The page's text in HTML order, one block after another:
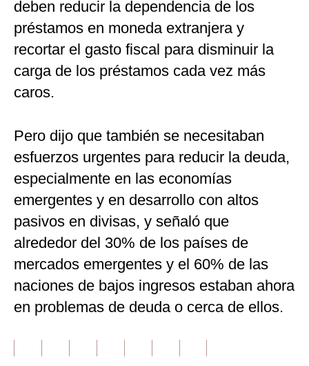
deben reducir la dependencia de los
préstamos en moneda extranjera y
recortar el gasto fiscal para disminuir la
carga de los préstamos cada vez más
caros.
Pero dijo que también se necesitaban
esfuerzos urgentes para reducir la deuda,
especialmente en las economías
emergentes y en desarrollo con altos
pasivos en divisas, y señaló que
alrededor del 30% de los países de
mercados emergentes y el 60% de las
naciones de bajos ingresos estaban ahora
en problemas de deuda o cerca de ellos.